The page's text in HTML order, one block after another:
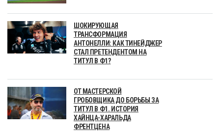
ШОКИРУЮЩАЯ
ТРАНСФОРМАЦИЯ
АНТОНЕЛЛИ: КАК ТИНЕЙДЖЕР
СТАЛ ПРЕТЕНДЕНТОМ НА
ТИТУЛ В Ф1?
ОТ МАСТЕРСКОЙ
ГРОБОВЩИКА ДО БОРЬБЫ ЗА
ТИТУЛ В Ф1. ИСТОРИЯ
ХАЙНЦА-ХАРАЛЬДА
ФРЕНТЦЕНА